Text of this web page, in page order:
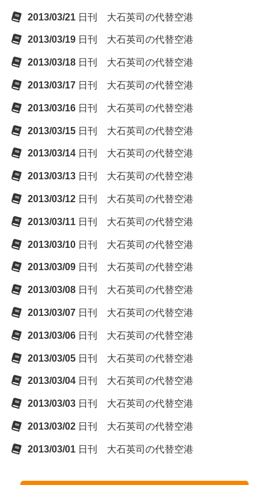
2013/03/21 日刊 大石英司の代替空港
2013/03/19 日刊 大石英司の代替空港
2013/03/18 日刊 大石英司の代替空港
2013/03/17 日刊 大石英司の代替空港
2013/03/16 日刊 大石英司の代替空港
2013/03/15 日刊 大石英司の代替空港
2013/03/14 日刊 大石英司の代替空港
2013/03/13 日刊 大石英司の代替空港
2013/03/12 日刊 大石英司の代替空港
2013/03/11 日刊 大石英司の代替空港
2013/03/10 日刊 大石英司の代替空港
2013/03/09 日刊 大石英司の代替空港
2013/03/08 日刊 大石英司の代替空港
2013/03/07 日刊 大石英司の代替空港
2013/03/06 日刊 大石英司の代替空港
2013/03/05 日刊 大石英司の代替空港
2013/03/04 日刊 大石英司の代替空港
2013/03/03 日刊 大石英司の代替空港
2013/03/02 日刊 大石英司の代替空港
2013/03/01 日刊 大石英司の代替空港